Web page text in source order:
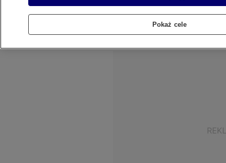
portów i znacząco wpłyną na układ sił nie tylko
względem Tajwanu, który Pekin chce przejąć
Pokaż cele